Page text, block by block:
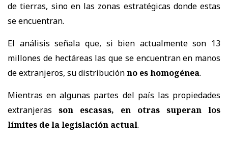
de tierras, sino en las zonas estratégicas donde estas
se encuentran.
El análisis señala que, si bien actualmente son 13
millones de hectáreas las que se encuentran en manos
de extranjeros, su distribuciónno es homogénea.
Mientras en algunas partes del país las propiedades
extranjeras son escasas, en otras superan los
límites de la legislación actual.